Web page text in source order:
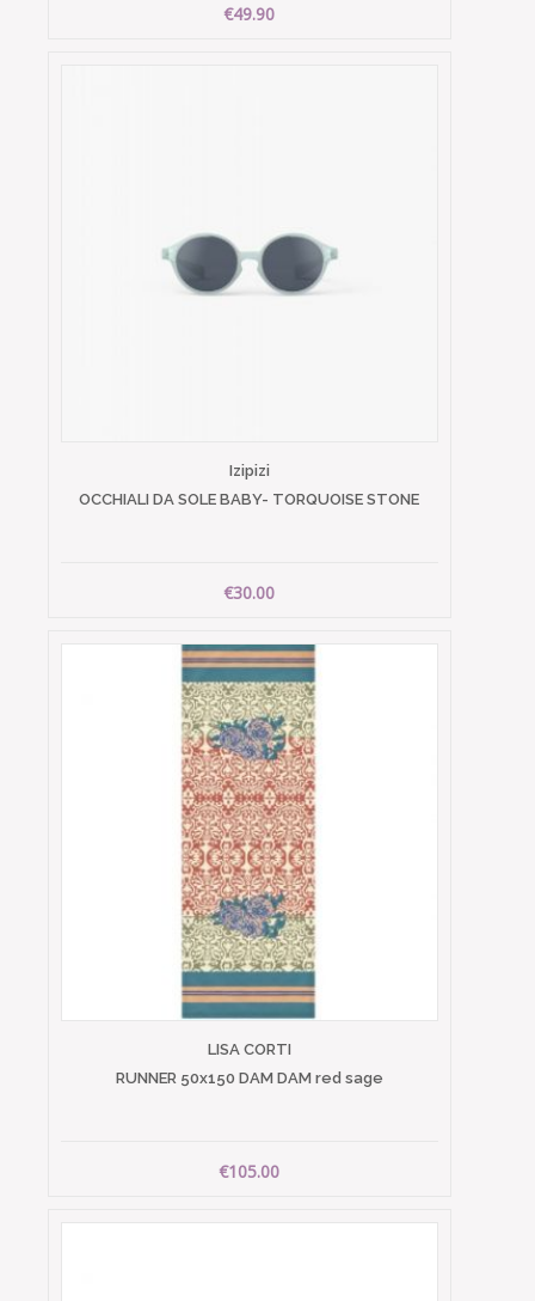
€49.90
Izipizi
OCCHIALI DA SOLE BABY- TORQUOISE STONE
€30.00
LISA CORTI
RUNNER 50x150 DAM DAM red sage
€105.00